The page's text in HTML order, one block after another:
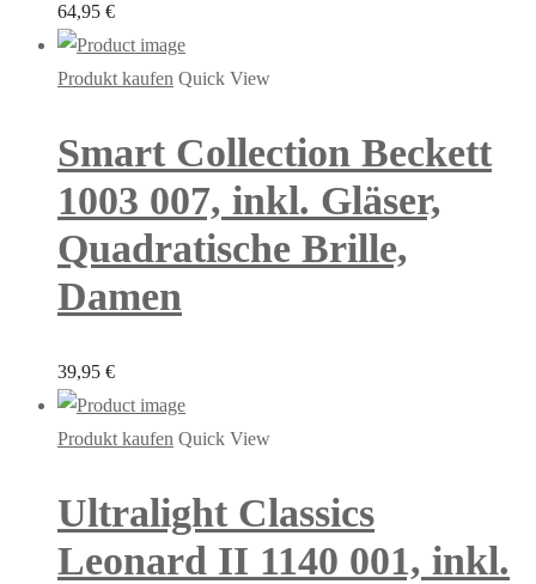
64,95 €
Produkt kaufen Quick View
Smart Collection Beckett
1003 007, inkl. Gläser,
Quadratische Brille,
Damen
39,95 €
Produkt kaufen Quick View
Ultralight Classics
Leonard II 1140 001, inkl.